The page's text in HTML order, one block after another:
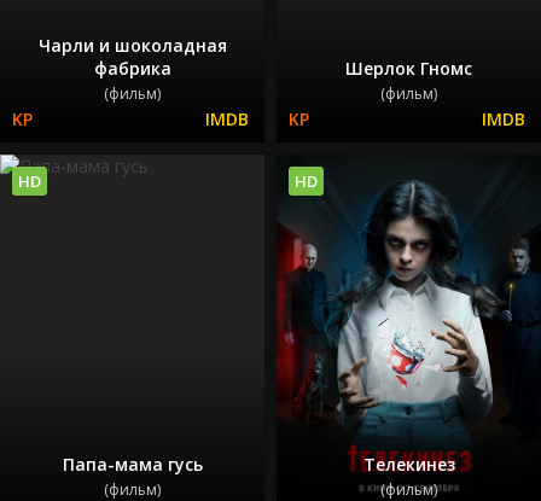
Чарли и шоколадная
фабрика
(фильм)
Шерлок Гномс
(фильм)
Папа-мама гусь
(фильм)
HD
Телекинез
(фильм)
HD